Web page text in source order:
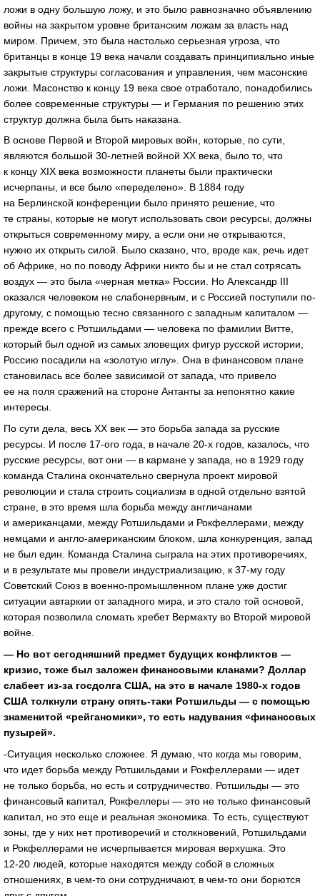
ложи в одну большую ложу, и это было равнозначно объявлению
войны на закрытом уровне британским ложам за власть над
миром. Причем, это была настолько серьезная угроза, что
британцы в конце 19 века начали создавать принципиально иные
закрытые структуры согласования и управления, чем масонские
ложи. Масонство к концу 19 века свое отработало, понадобились
более современные структуры — и Германия по решению этих
структур должна была быть наказана.
В основе Первой и Второй мировых войн, которые, по сути,
являются большой 30-летней войной XX века, было то, что
к концу XIX века возможности планеты были практически
исчерпаны, и все было «переделено». В 1884 году
на Берлинской конференции было принято решение, что
те страны, которые не могут использовать свои ресурсы, должны
открыться современному миру, а если они не открываются,
нужно их открыть силой. Было сказано, что, вроде как, речь идет
об Африке, но по поводу Африки никто бы и не стал сотрясать
воздух — это была «черная метка» России. Но Александр III
оказался человеком не слабонервным, и с Россией поступили по-
другому, с помощью тесно связанного с западным капиталом —
прежде всего с Ротшильдами — человека по фамилии Витте,
который был одной из самых зловещих фигур русской истории,
Россию посадили на «золотую иглу». Она в финансовом плане
становилась все более зависимой от запада, что привело
ее на поля сражений на стороне Антанты за непонятно какие
интересы.
По сути дела, весь XX век — это борьба запада за русские
ресурсы. И после 17-ого года, в начале 20-х годов, казалось, что
русские ресурсы, вот они — в кармане у запада, но в 1929 году
команда Сталина окончательно свернула проект мировой
революции и стала строить социализм в одной отдельно взятой
стране, в это время шла борьба между англичанами
и американцами, между Ротшильдами и Рокфеллерами, между
немцами и англо-американским блоком, шла конкуренция, запад
не был един. Команда Сталина сыграла на этих противоречиях,
и в результате мы провели индустриализацию, к 37-му году
Советский Союз в военно-промышленном плане уже достиг
ситуации автаркии от западного мира, и это стало той основой,
которая позволила сломать хребет Вермахту во Второй мировой
войне.
— Но вот сегодняшний предмет будущих конфликтов —
кризис, тоже был заложен финансовыми кланами? Доллар
слабеет из-за госдолга США, на это в начале 1980-х годов
США толкнули страну опять-таки Ротшильды — с помощью
знаменитой «рейганомики», то есть надувания «финансовых
пузырей».
-Ситуация несколько сложнее. Я думаю, что когда мы говорим,
что идет борьба между Ротшильдами и Рокфеллерами — идет
не только борьба, но есть и сотрудничество. Ротшильды — это
финансовый капитал, Рокфеллеры — это не только финансовый
капитал, но это еще и реальная экономика. То есть, существуют
зоны, где у них нет противоречий и столкновений, Ротшильдами
и Рокфеллерами не исчерпывается мировая верхушка. Это
12-20 людей,
которые находятся между собой в сложных
отношениях, в чем-то они сотрудничают, в чем-то они борются